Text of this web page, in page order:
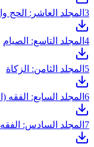
3 المجلد العاشر: الحج
4 المجلد التاسع: الصيام
5 المجلد الثامن: الزكاة
6 المجلد السابع: الفقه
7 المجلد السادس: الفقه